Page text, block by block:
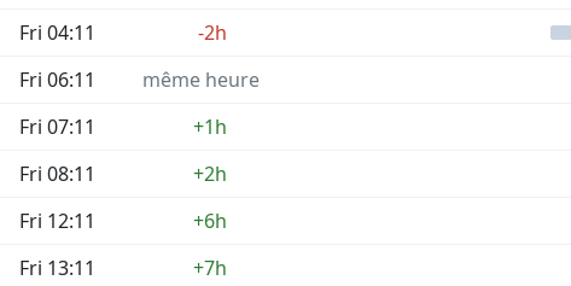
Fri 04:11
-2h
Fri 06:11
même heure
Fri 07:11
+1h
Fri 08:11
+2h
Fri 12:11
+6h
Fri 13:11
+7h